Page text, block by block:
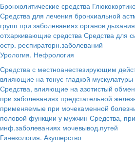
Бронхолитические средства
Средства для лечения бронхиальной
групп при заболеваниях органов
отхаркивающие средства Средства для
остр. респираторн.заболеваний
Урология. Нефрология
Средства с местноанестезирующим
влияющие на тонус гладкой
Средства, влияющие на азотистый обмен
при заболеваниях предстательной
применяемые при мочекаменной
половой функции у мужчин Средства,
инф.заболеваниях мочевывод.путей
Гинекология. Акушерство